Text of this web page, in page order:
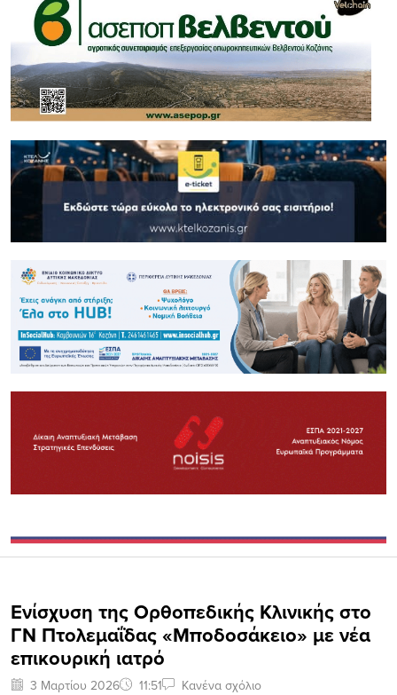
Ενίσχυση της Ορθοπεδικής Κλινικής στο
ΓΝ Πτολεμαΐδας «Μποδοσάκειο» με νέα
επικουρική ιατρό
3 Μαρτίου 2026 11:51 Κανένα σχόλιο